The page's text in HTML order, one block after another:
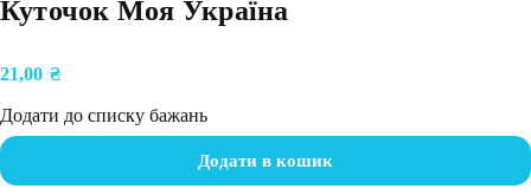
Куточок Моя Україна
21,00 ₴
Додати до списку бажань
Додати в кошик